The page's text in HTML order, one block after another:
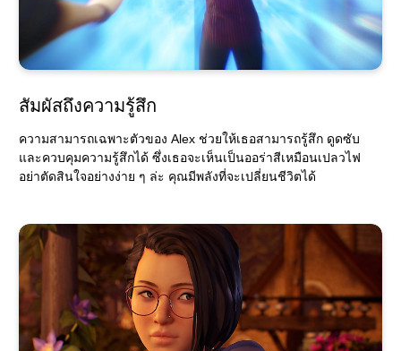
สัมผัสถึงความรู้สึก
ความสามารถเฉพาะตัวของ Alex ช่วยให้เธอสามารถรู้สึก ดูดซับ
และควบคุมความรู้สึกได้ ซึ่งเธอจะเห็นเป็นออร่าสีเหมือนเปลวไฟ
อย่าตัดสินใจอย่างง่าย ๆ ล่ะ คุณมีพลังที่จะเปลี่ยนชีวิตได้